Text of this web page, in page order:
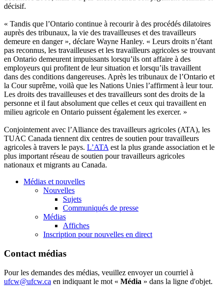
décisif.
« Tandis que l’Ontario continue à recourir à des procédés dilatoires
auprès des tribunaux, la vie des travailleuses et des travailleurs
demeure en danger », déclare Wayne Hanley. « Leurs droits n’étant
pas reconnus, les travailleuses et les travailleurs agricoles se trouvant
en Ontario demeurent impuissants lorsqu’ils ont affaire à des
employeurs qui profitent de leur situation et lorsqu’ils travaillent
dans des conditions dangereuses. Après les tribunaux de l’Ontario et
la Cour suprême, voilà que les Nations Unies l’affirment à leur tour.
Les droits des travailleuses et des travailleurs sont des droits de la
personne et il faut absolument que celles et ceux qui travaillent en
milieu agricole en Ontario puissent également les exercer. »
Conjointement avec l’Alliance des travailleurs agricoles (ATA), les
TUAC Canada tiennent dix centres de soutien pour travailleurs
agricoles à travers le pays. L’ATA est la plus grande association et le
plus important réseau de soutien pour travailleurs agricoles
nationaux et migrants au Canada.
Médias et nouvelles
Nouvelles
Sujets
Communiqués de presse
Médias
Affiches
Inscription pour nouvelles en direct
Contact médias
Pour les demandes des médias, veuillez envoyer un courriel à
ufcw@ufcw.ca en indiquant le mot « Média » dans la ligne d'objet.